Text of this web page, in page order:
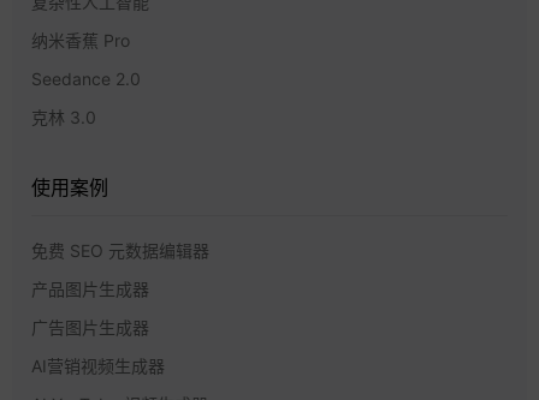
纳米香蕉 Pro
Seedance 2.0
克林 3.0
使用案例
免费 SEO 元数据编辑器
产品图片生成器
广告图片生成器
AI营销视频生成器